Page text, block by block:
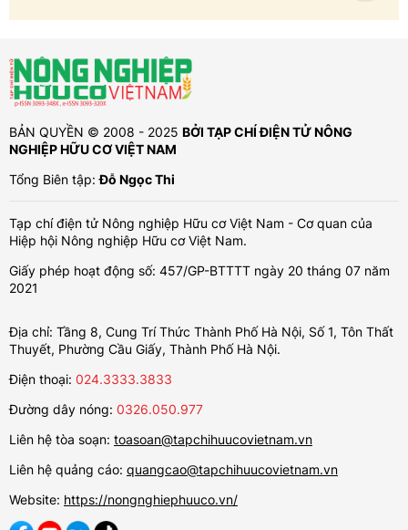
BẢN QUYỀN © 2008 - 2025 BỞI TẠP CHÍ ĐIỆN TỬ NÔNG
NGHIỆP HỮU CƠ VIỆT NAM
Tổng Biên tập:Đỗ Ngọc Thi
Tạp chí điện tử Nông nghiệp Hữu cơ Việt Nam - Cơ quan của
Hiệp hội Nông nghiệp Hữu cơ Việt Nam.
Giấy phép hoạt động số: 457/GP-BTTTT ngày 20 tháng 07 năm
2021
Địa chỉ: Tầng 8, Cung Trí Thức Thành Phố Hà Nội, Số 1, Tôn Thất
Thuyết, Phường Cầu Giấy, Thành Phố Hà Nội.
Điện thoại: 024.3333.3833
Đường dây nóng: 0326.050.977
Liên hệ tòa soạn: toasoan@tapchihuucovietnam.vn
Liên hệ quảng cáo: quangcao@tapchihuucovietnam.vn
Website: https://nongnghiephuuco.vn/